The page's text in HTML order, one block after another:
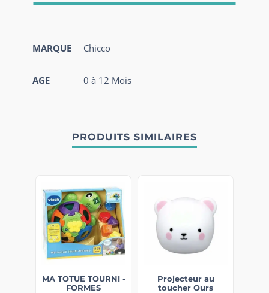
MARQUE Chicco
AGE 0 à 12 Mois
PRODUITS SIMILAIRES
MA TOTUE TOURNI -
FORMES
Projecteur au
toucher Ours